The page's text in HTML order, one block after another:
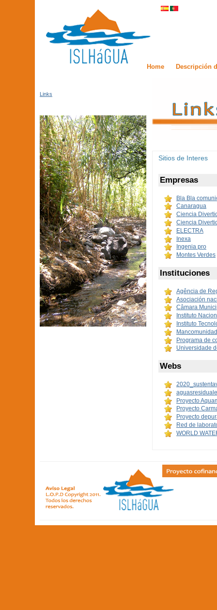
Home Descripción
Links
Sitios de Interes
Empresas
Bla Bla
Canaragua
Ciencia
Ciencia
ELECTRA
Inexa
Ingenia pro
Montes Verdes
Instituciones
Agência de
Asociación
Câmara
Instituto
Instituto
Programa de
Universidade
Webs
Proyecto
Proyecto
Proyecto
Red de
WORLD